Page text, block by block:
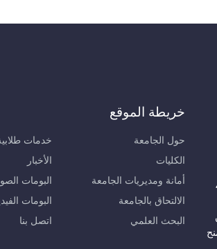
خريطة الموقع
حول الجامعة
الكليات
أمانة ومديريات الجامعة
الالتحاق بالجامعة
البحث العلمي
خدمات
الأخبار
البومات
البومات
اتصل بنا